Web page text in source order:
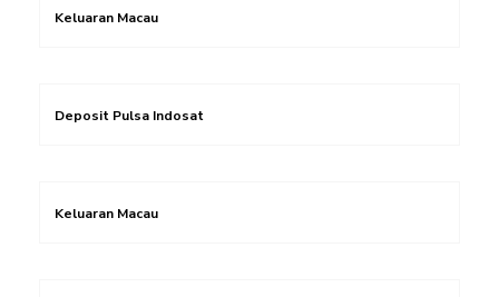
Keluaran Macau
Deposit Pulsa Indosat
Keluaran Macau